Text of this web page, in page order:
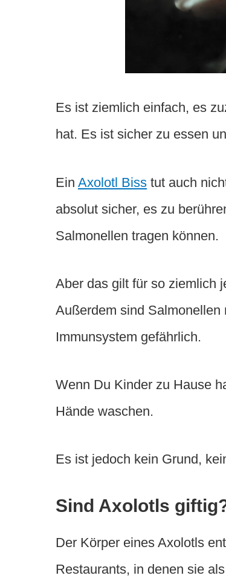
Es ist ziemlich einfach, es
hat. Es ist sicher zu essen
Ein Axolotl Biss tut auch
absolut sicher, es zu
Salmonellen tragen können.
Aber das gilt für so ziemlich
Außerdem sind
Immunsystem gefährlich.
Wenn Du Kinder zu Hause
Hände waschen.
Es ist jedoch kein Grund,
Sind Axolotls
Der Körper eines Axolotls
Restaurants, in denen sie